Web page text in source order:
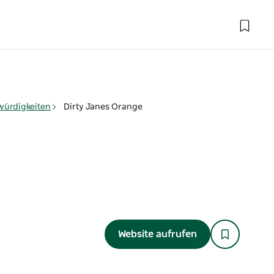
Dirty Janes Orange
Website aufrufen